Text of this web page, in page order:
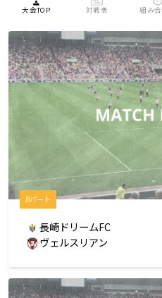
大会TOP 対戦表 組み
Bパート
長崎ドリームFC
ヴェルスリアン